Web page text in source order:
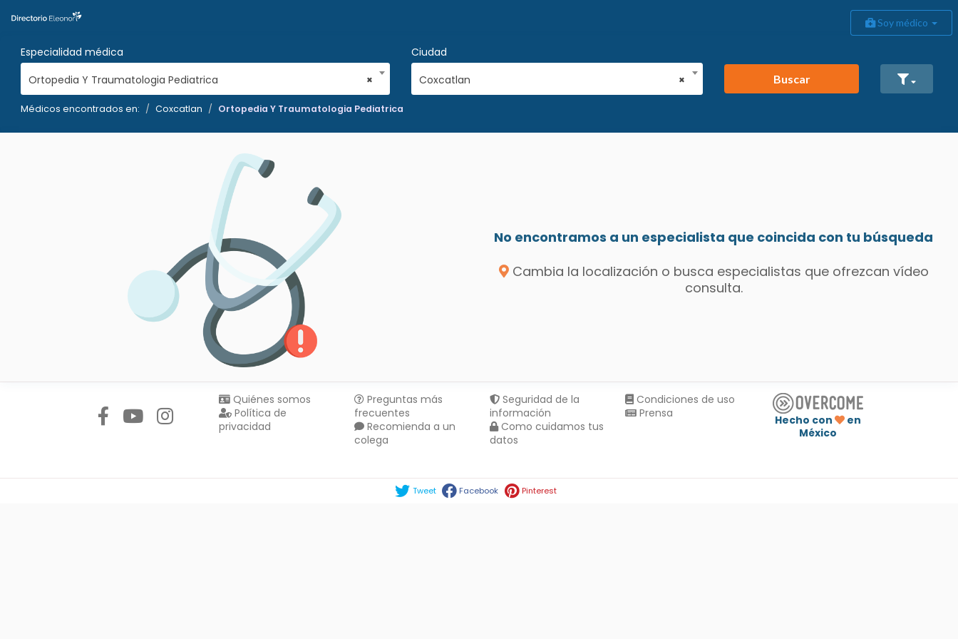
Soy médico
Especialidad médica
×
Ortopedia Y Traumatologia Pediatrica
Ciudad
×
Coxcatlan Buscar
Médicos encontrados en: Coxcatlan Ortopedia Y Traumatologia Pediatrica
No encontramos a un especialista que coincida con tu búsqueda
Cambia la localización o busca especialistas que ofrezcan vídeo
consulta.
Quiénes somos
Política de
privacidad
Preguntas más
frecuentes
Recomienda a un
colega
Seguridad de la
información
Como cuidamos tus
datos
Condiciones de uso
Prensa
Hecho con
en
México
Tweet Facebook Pinterest